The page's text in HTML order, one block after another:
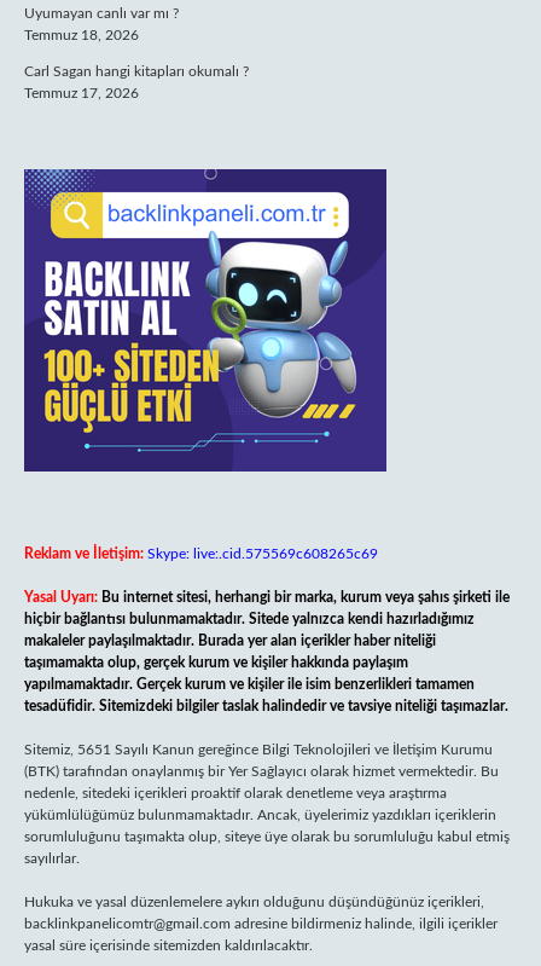
Uyumayan canlı var mı ?
Temmuz 18, 2026
Carl Sagan hangi kitapları okumalı ?
Temmuz 17, 2026
Reklam ve İletişim: Skype: live:.cid.575569c608265c69
Yasal Uyarı: Bu internet sitesi, herhangi bir marka, kurum veya şahıs şirketi ile
hiçbir bağlantısı bulunmamaktadır. Sitede yalnızca kendi hazırladığımız
makaleler paylaşılmaktadır. Burada yer alan içerikler haber niteliği
taşımamakta olup, gerçek kurum ve kişiler hakkında paylaşım
yapılmamaktadır. Gerçek kurum ve kişiler ile isim benzerlikleri tamamen
tesadüfidir. Sitemizdeki bilgiler taslak halindedir ve tavsiye niteliği taşımazlar.
Sitemiz, 5651 Sayılı Kanun gereğince Bilgi Teknolojileri ve İletişim Kurumu
(BTK) tarafından onaylanmış bir Yer Sağlayıcı olarak hizmet vermektedir. Bu
nedenle, sitedeki içerikleri proaktif olarak denetleme veya araştırma
yükümlülüğümüz bulunmamaktadır. Ancak, üyelerimiz yazdıkları içeriklerin
sorumluluğunu taşımakta olup, siteye üye olarak bu sorumluluğu kabul etmiş
sayılırlar.
Hukuka ve yasal düzenlemelere aykırı olduğunu düşündüğünüz içerikleri,
backlinkpanelicomtr@gmail.com adresine bildirmeniz halinde, ilgili içerikler
yasal süre içerisinde sitemizden kaldırılacaktır.